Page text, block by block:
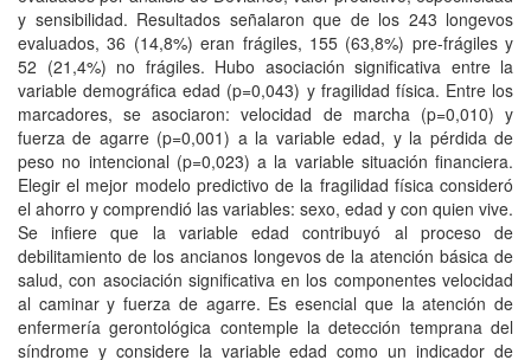
y sensibilidad. Resultados señalaron que de los 243 longevos
evaluados, 36 (14,8%) eran frágiles, 155 (63,8%) pre-frágiles y
52 (21,4%) no frágiles. Hubo asociación significativa entre la
variable demográfica edad (p=0,043) y fragilidad física. Entre los
marcadores, se asociaron: velocidad de marcha (p=0,010) y
fuerza de agarre (p=0,001) a la variable edad, y la pérdida de
peso no intencional (p=0,023) a la variable situación financiera.
Elegir el mejor modelo predictivo de la fragilidad física consideró
el ahorro y comprendió las variables: sexo, edad y con quien vive.
Se infiere que la variable edad contribuyó al proceso de
debilitamiento de los ancianos longevos de la atención básica de
salud, con asociación significativa en los componentes velocidad
al caminar y fuerza de agarre. Es esencial que la atención de
enfermería gerontológica contemple la detección temprana del
síndrome y considere la variable edad como un indicador de